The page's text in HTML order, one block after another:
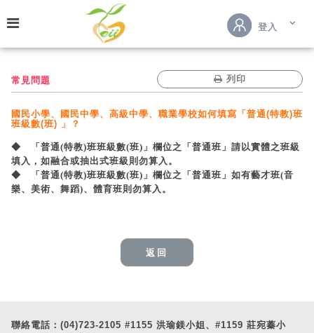
登入
常見問題 列印
國民小學、國民中學、高級中學、職業學校如何填寫「普通(特教)班
班級數(班) 」？
◆ 「普通(特教)班班級數(班)」欄位之「普通班」請以實體之班級
填入，如融合或抽出式班級則勿算入。
◆ 「普通(特教)班班級數(班)」欄位之「普通班」如有藝才班(音
樂、美術、舞蹈)、體育班則勿算入。
返回
聯絡電話：(04)723-2105 #1155 洪瑜鎂小姐、#1159 莊宛蓁小